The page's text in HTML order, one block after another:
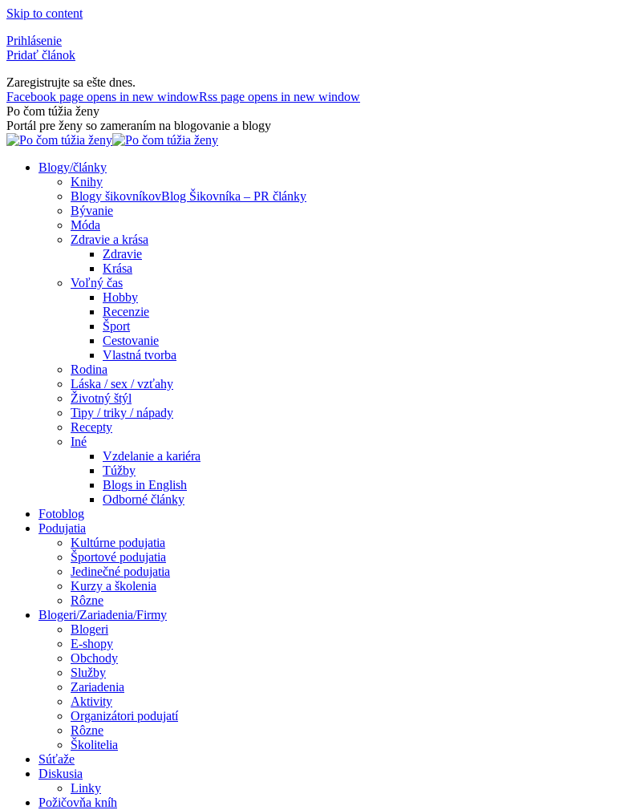
Skip to content
Prihlásenie
Pridať článok
Zaregistrujte sa ešte dnes.
Facebook page opens in new windowRss page opens in new window
Po čom túžia ženy
Portál pre ženy so zameraním na blogovanie a blogy
Blogy/články
Knihy
Blogy šikovníkovBlog Šikovníka – PR články
Bývanie
Móda
Zdravie a krása
Zdravie
Krása
Voľný čas
Hobby
Recenzie
Šport
Cestovanie
Vlastná tvorba
Rodina
Láska / sex / vzťahy
Životný štýl
Tipy / triky / nápady
Recepty
Iné
Vzdelanie a kariéra
Túžby
Blogs in English
Odborné články
Fotoblog
Podujatia
Kultúrne podujatia
Športové podujatia
Jedinečné podujatia
Kurzy a školenia
Rôzne
Blogeri/Zariadenia/Firmy
Blogeri
E-shopy
Obchody
Služby
Zariadenia
Aktivity
Organizátori podujatí
Rôzne
Školitelia
Súťaže
Diskusia
Linky
Požičovňa kníh